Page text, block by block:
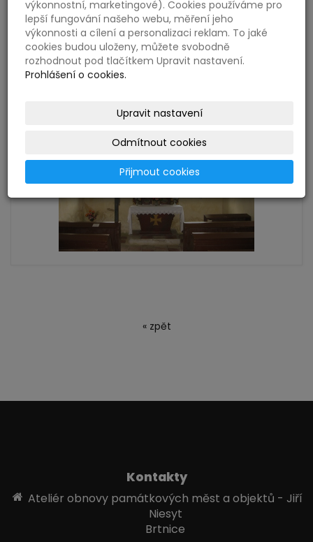
« zpět
Kontakty
Ateliér obnovy památkových měst a objektů - Jiří
Niesyt
Brtnice
výkonnostní, marketingové). Cookies používáme pro
lepší fungování našeho webu, měření jeho
výkonnosti a cílení a personalizaci reklam. To jaké
cookies budou uloženy, můžete svobodně
rozhodnout pod tlačítkem Upravit nastavení.
Prohlášení o cookies.
Upravit nastavení
Odmítnout cookies
Přijmout cookies